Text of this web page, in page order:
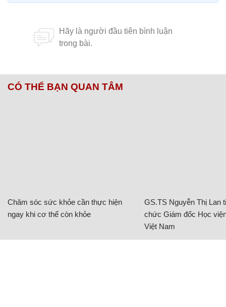
CÓ THỂ BẠN QUAN TÂM
Chăm sóc sức khỏe cần thực hiện
ngay khi cơ thể còn khỏe
GS.TS Nguyễn Thị Lan
chức Giám đốc Học
Việt Nam